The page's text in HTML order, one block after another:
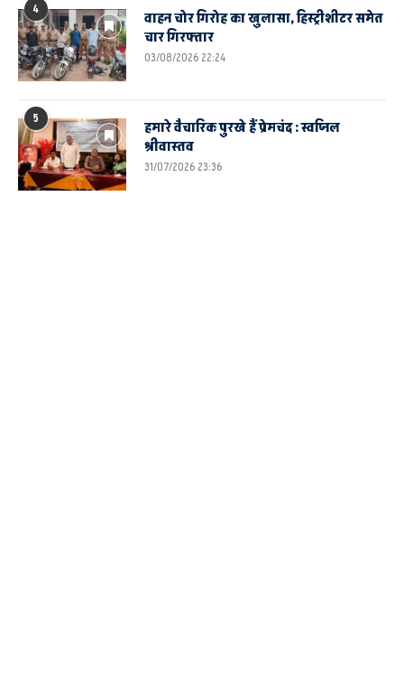
4
वाहन चोर गिरोह का खुलासा, हिस्ट्रीशीटर समेत
चार गिरफ्तार
03/08/2026 22:24
5
हमारे वैचारिक पुरखे हैं प्रेमचंद : स्वप्निल
श्रीवास्तव
31/07/2026 23:36